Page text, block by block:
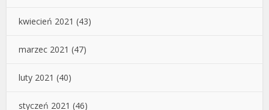
kwiecień 2021 (43)
marzec 2021 (47)
luty 2021 (40)
styczeń 2021 (46)